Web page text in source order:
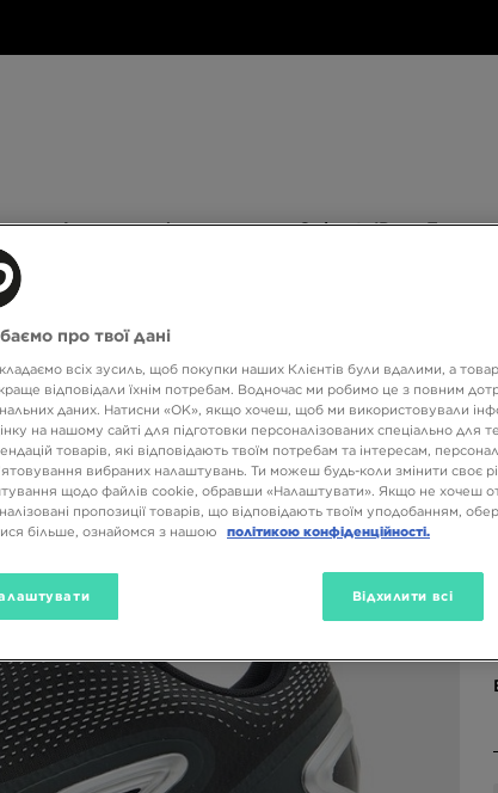
Дитяче Аксесуари Only at JD Бренди
про твої дані
всіх зусиль, щоб покупки наших Клієнтів були вдалими, а
відповідали їхнім потребам. Водночас ми робимо це з повним
даних. Натисни «OK», якщо хочеш, щоб ми використовували
на нашому сайті для підготовки персоналізованих спеціально для
товарів, які відповідають твоїм потребам та інтересам,
вибраних налаштувань. Ти можеш будь-коли змінити своє
щодо файлів cookie, обравши «Налаштувати». Якщо не хочеш
пропозиції товарів, що відповідають твоїм уподобанням,
більше, ознайомся з нашою
політикою конфіденційності.
Відхилити всі